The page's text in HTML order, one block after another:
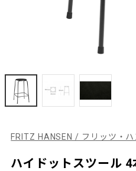
FRITZ HANSEN / フリッツ・ハ
ハイドットスツール